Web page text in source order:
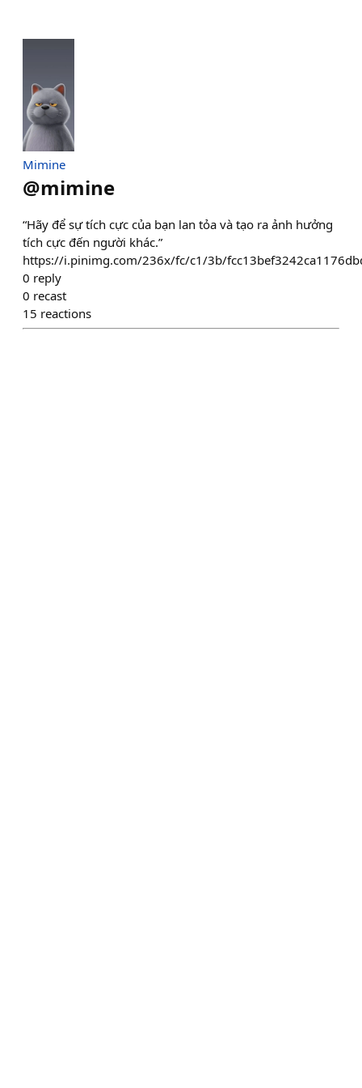
Mimine
@mimine
“Hãy để sự tích cực của bạn lan tỏa và tạo ra ảnh hưởng
tích cực đến người khác.”
https://i.pinimg.com/236x/fc/c1/3b/
0 reply
0 recast
15 reactions